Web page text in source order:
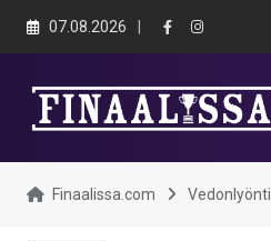
Skip
07.08.2026
Finaalissa.com Vedonlyönti